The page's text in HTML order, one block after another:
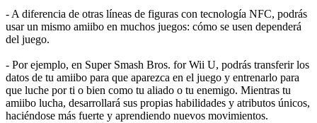
- A diferencia de otras líneas de figuras con tecnología NFC, podrás
usar un mismo amiibo en muchos juegos: cómo se usen dependerá
del juego.
- Por ejemplo, en Super Smash Bros. for Wii U, podrás transferir los
datos de tu amiibo para que aparezca en el juego y entrenarlo para
que luche por ti o bien como tu aliado o tu enemigo. Mientras tu
amiibo lucha, desarrollará sus propias habilidades y atributos únicos,
haciéndose más fuerte y aprendiendo nuevos movimientos.